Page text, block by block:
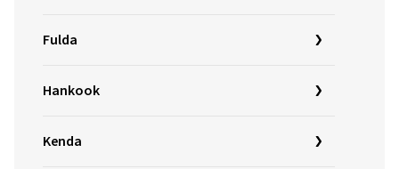
Fulda
Hankook
Kenda